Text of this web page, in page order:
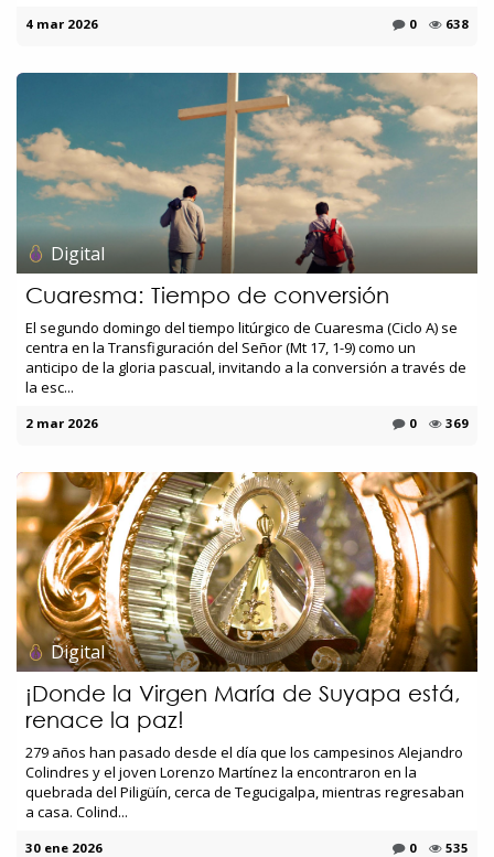
4 mar 2026 0 638
Digital
Cuaresma: Tiempo de conversión
El segundo domingo del tiempo litúrgico de Cuaresma (Ciclo A) se
centra en la Transfiguración del Señor (Mt 17, 1-9) como un
anticipo de la gloria pascual, invitando a la conversión a través de
la esc...
2 mar 2026 0 369
Digital
¡Donde la Virgen María de Suyapa está,
renace la paz!
279 años han pasado desde el día que los campesinos Alejandro
Colindres y el joven Lorenzo Martínez la encontraron en la
quebrada del Piligüín, cerca de Tegucigalpa, mientras regresaban
a casa. Colind...
30 ene 2026 0 535